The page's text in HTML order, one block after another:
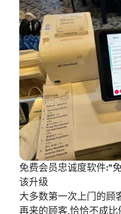
免费会员忠诚度软件:"
该升级
大多数第一次上门的顾
再来的顾客,恰恰不成